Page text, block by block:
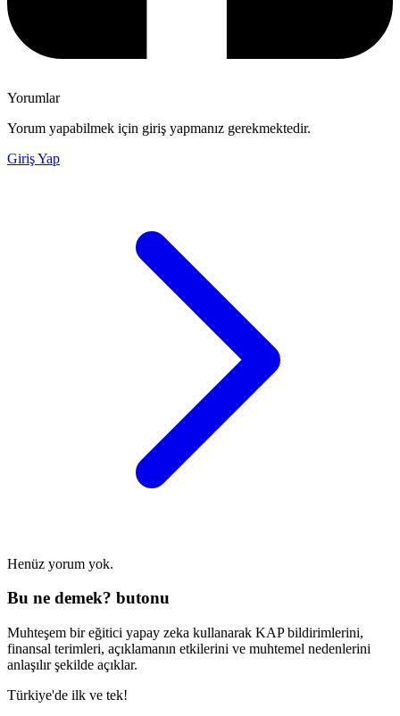
Yorumlar
Yorum yapabilmek için giriş yapmanız gerekmektedir.
Giriş Yap
Henüz yorum yok.
Bu ne demek? butonu
Muhteşem bir eğitici yapay zeka kullanarak KAP bildirimlerini,
finansal terimleri, açıklamanın etkilerini ve muhtemel nedenlerini
anlaşılır şekilde açıklar.
Türkiye'de ilk ve tek!